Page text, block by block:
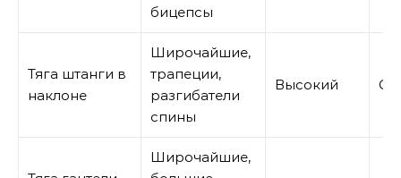
бицепсы
Тяга штанги в
наклоне
Широчайшие,
трапеции,
разгибатели
спины
Высокий
Широчайшие,